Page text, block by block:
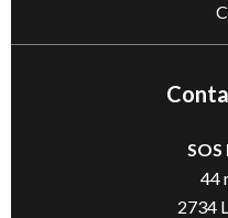
SOS
44
2734